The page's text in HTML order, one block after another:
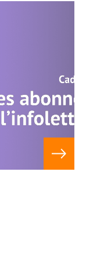
Voir